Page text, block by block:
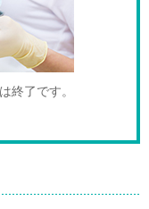
終了です。